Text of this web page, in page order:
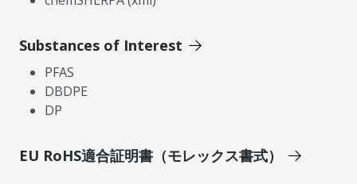
Substances of Interest
PFAS
DBDPE
DP
EU RoHS適合証明書（モレックス書式）